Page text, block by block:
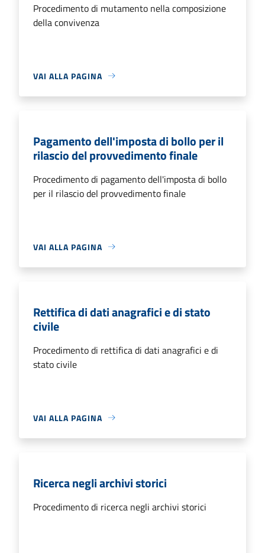
Procedimento di mutamento nella composizione
della convivenza
VAI ALLA PAGINA
Pagamento dell'imposta di bollo per il
rilascio del provvedimento finale
Procedimento di pagamento dell'imposta di bollo
per il rilascio del provvedimento finale
VAI ALLA PAGINA
Rettifica di dati anagrafici e di stato
civile
Procedimento di rettifica di dati anagrafici e di
stato civile
VAI ALLA PAGINA
Ricerca negli archivi storici
Procedimento di ricerca negli archivi storici